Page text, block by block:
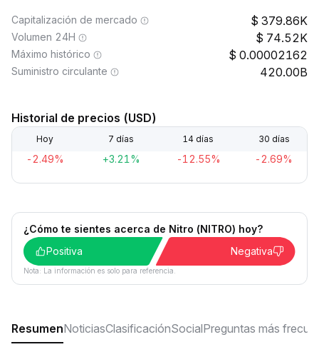
Capitalización de mercado 379.86K
Volumen 24H 74.52K
Máximo histórico 0.00002162
Suministro circulante 420.00B
Historial de precios (USD)
Hoy 7 días 14 días 30 días
-2.49% +3.21% -12.55% -2.69%
¿Cómo te sientes acerca de Nitro (NITRO) hoy?
Positiva
Negativa
Nota: La información es solo para referencia.
ResumenNoticiasClasificaciónSocialPreguntas más